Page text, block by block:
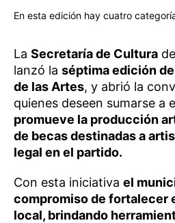
En esta edición hay cuatro
La Secretaría de Cultura de
lanzó la séptima edición
de las Artes, y abrió la
quienes deseen sumarse a
promueve la producción
de becas destinadas a
legal en el partido.
Con esta iniciativa el
compromiso de fortalecer
local, brindando